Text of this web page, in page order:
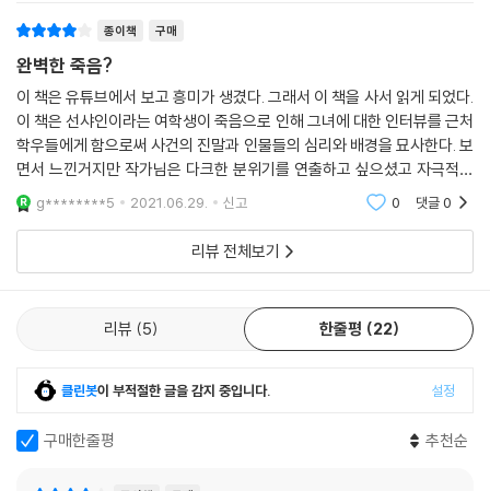
--- p.132
금방 뚫어서 화끈거리는 아이의 귓불에 사과 모양 귀걸이가 달렸다. 할머
니가 늘 차고 있던 것이었다. 그 귀걸이가 할머니에게 특별한 물건이라는
것을 아이는 알고 있었다. 할머니는 가끔씩 귀걸이를 부드럽게 어루만졌
고, 그럴 때면 이 세상에 없는 것을 찾아 헤매는 듯한 눈빛이 되었다. 할머
니의 눈빛은 때로 말보다 많은 것을 아이에게 알려 주었다.
“할머니는 이제, 괴물이 묻어 놓은 진실을 파내려고 해.”
“괴물.”
밀한 제안을 받아들인다. 하지만 선샤인의 죽음을 포장하려는 불순한 의도
에서 시작한 ‘누가 선샤인을 죽였나’ 다큐멘터리 제작 프로젝트는 관련 학
생들을 하나씩 인터뷰하는 과정에서 놀라운 진실을 향해 다가가게 된다.
무아교에서 대체 무슨 일이 벌어지고 있었기에 열여덟 소녀 선샤인은 이사
장 대리 김신영에게 맞섰을까. 그리고 선샤인이 마지막까지 기필코 지키고
자 했던 것은 무엇이었을까. 할머니 선 교수의 교육적 이상을 실현해 줄 무
아교라는 지상 낙원이었을까. 만약 그게 아니라면 선샤인이 간직하고 있던
비밀은 과연 무엇이었을까. 선샤인의 동료 혹은 친구 혹은 적이었던 아이
들의 입을 빌려 무아교의 실체가 한 꺼풀씩 드러나는 가운데 마지막까지
결말을 예측할 수 없는 미스터리한 이야기가 흥미진진하게 펼쳐진다.
선한 의도가 반드시 정의로운 결과로 이어지지는 않는다는 냉엄한 진실을
담은 사회파적 드라마
이상적인 사회를 만들기 위해서는 이상적인 지도자가 필요하다. 외면과 내
종이책 구매
완벽한 죽음?
이 책은 유튜브에서 보고 흥미가 생겼다. 그래서 이 책을 사서 읽게 되었다.
이 책은 선샤인이라는 여학생이 죽음으로 인해 그녀에 대한 인터뷰를 근처
학우들에게 함으로써 사건의 진말과 인물들의 심리와 배경을 묘사한다. 보
면서 느낀거지만 작가님은 다크한 분위기를 연출하고 싶으셨고 자극적이
게 묘사한거 같다. 결말은 좀 그렇지만 몰입도는 좋았다. 나름 신선한 소재
였던거 같다.
g********5 2021.06.29. 신고 0 댓글0
리뷰 전체보기
리뷰 5 한줄평 22
클린봇이 부적절한 글을 감지 중입니다. 설정
구매한줄평 추천순